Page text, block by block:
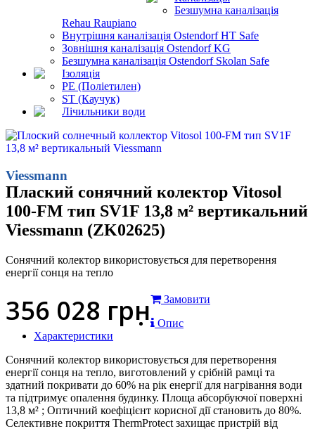
Безшумна каналізація
Rehau Raupiano
Внутрішня каналізація Ostendorf HT Safe
Зовнішня каналізація Ostendorf KG
Безшумна каналізація Ostendorf Skolan Safe
Ізоляція
PE (Поліетилен)
ST (Каучук)
Лічильники води
Viessmann
Плаский сонячний колектор Vitosol
100-FM тип SV1F 13,8 м² вертикальний
Viessmann (ZK02625)
Сонячний колектор використовується для перетворення
енергії сонця на тепло
356 028 грн
Замовити
Опис
Характеристики
Сонячний колектор використовується для перетворення
енергії сонця на тепло, виготовлений у срібній рамці та
здатний покривати до 60% на рік енергії для нагрівання води
та підтримує опалення будинку. Площа абсорбуючої поверхні
13,8 м² ; Оптичний коефіцієнт корисної дії становить до 80%.
Селективне покриття ThermProtect захищає пристрій від